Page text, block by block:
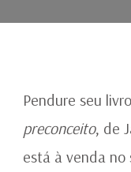
Pendure seu
preconceito, de
está à venda no